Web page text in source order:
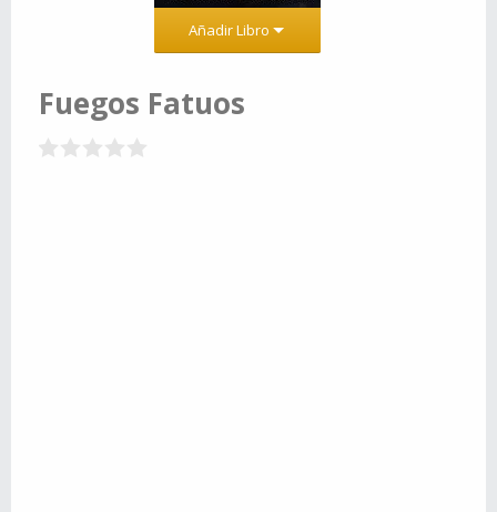
Añadir Libro
Fuegos Fatuos